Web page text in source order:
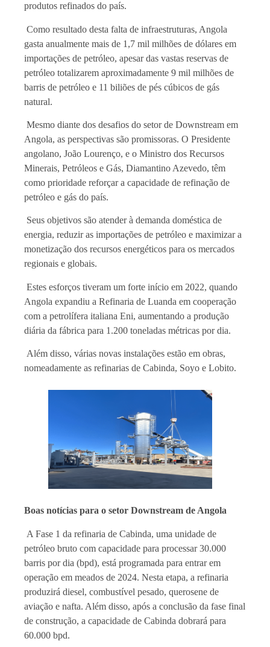
produtos refinados do país.
Como resultado desta falta de infraestruturas, Angola
gasta anualmente mais de 1,7 mil milhões de dólares em
importações de petróleo, apesar das vastas reservas de
petróleo totalizarem aproximadamente 9 mil milhões de
barris de petróleo e 11 biliões de pés cúbicos de gás
natural.
Mesmo diante dos desafios do setor de Downstream em
Angola, as perspectivas são promissoras. O Presidente
angolano, João Lourenço, e o Ministro dos Recursos
Minerais, Petróleos e Gás, Diamantino Azevedo, têm
como prioridade reforçar a capacidade de refinação de
petróleo e gás do país.
Seus objetivos são atender à demanda doméstica de
energia, reduzir as importações de petróleo e maximizar a
monetização dos recursos energéticos para os mercados
regionais e globais.
Estes esforços tiveram um forte início em 2022, quando
Angola expandiu a Refinaria de Luanda em cooperação
com a petrolífera italiana Eni, aumentando a produção
diária da fábrica para 1.200 toneladas métricas por dia.
Além disso, várias novas instalações estão em obras,
nomeadamente as refinarias de Cabinda, Soyo e Lobito.
Boas notícias para o setor Downstream de Angola
A Fase 1 da refinaria de Cabinda, uma unidade de
petróleo bruto com capacidade para processar 30.000
barris por dia (bpd), está programada para entrar em
operação em meados de 2024. Nesta etapa, a refinaria
produzirá diesel, combustível pesado, querosene de
aviação e nafta. Além disso, após a conclusão da fase final
de construção, a capacidade de Cabinda dobrará para
60.000 bpd.